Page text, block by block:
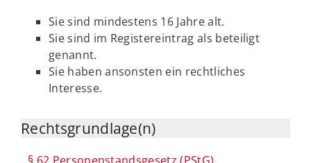
Sie sind mindestens 16 Jahre alt.
Sie sind im Registereintrag als beteiligt
genannt.
Sie haben ansonsten ein rechtliches
Interesse.
Rechtsgrundlage(n)